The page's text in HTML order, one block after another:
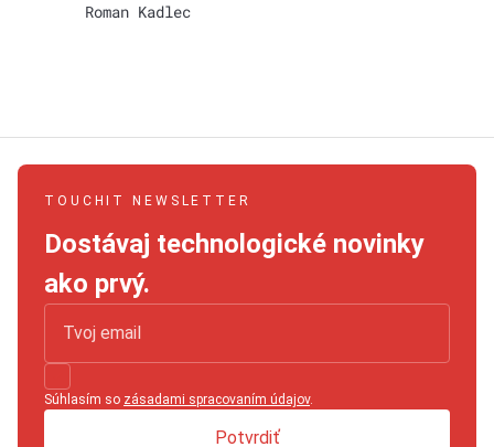
Roman Kadlec
TOUCHIT NEWSLETTER
Dostávaj technologické novinky
ako prvý.
Súhlasím so zásadami spracovaním údajov.
Potvrdiť